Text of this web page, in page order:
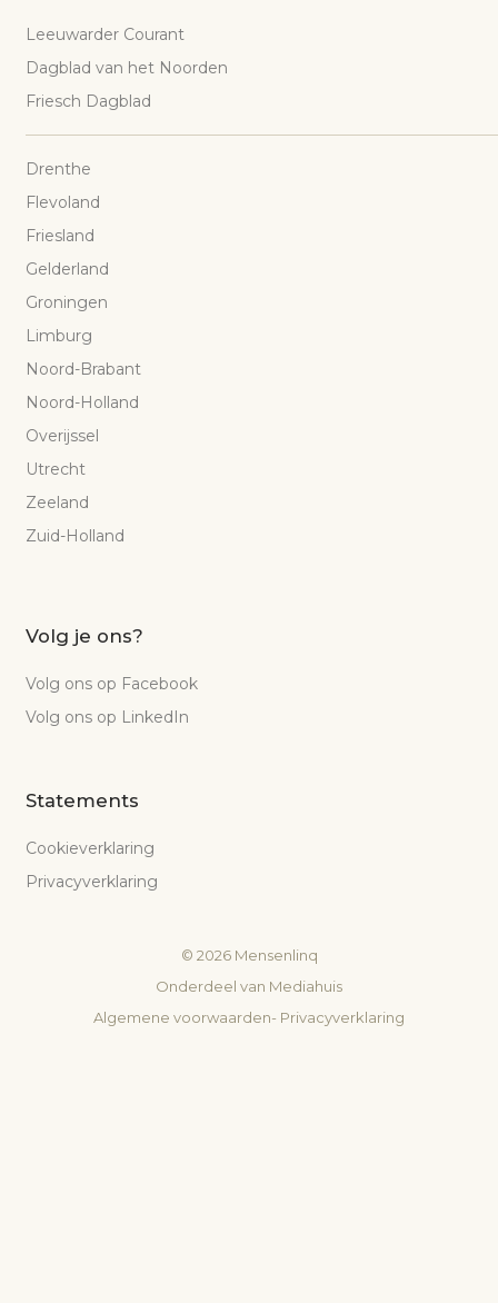
Leeuwarder Courant
Dagblad van het Noorden
Friesch Dagblad
Drenthe
Flevoland
Friesland
Gelderland
Groningen
Limburg
Noord-Brabant
Noord-Holland
Overijssel
Utrecht
Zeeland
Zuid-Holland
Volg je ons?
Volg ons op Facebook
Volg ons op LinkedIn
Statements
Cookieverklaring
Privacyverklaring
© 2026Mensenlinq
Onderdeel van Mediahuis
Algemene voorwaarden- Privacyverklaring